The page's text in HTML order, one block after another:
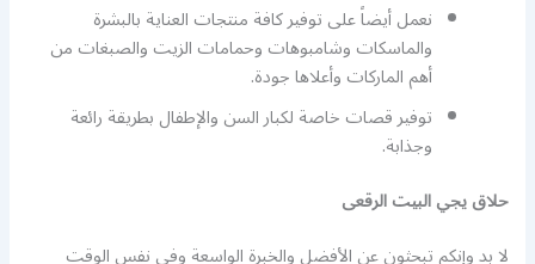
نعمل أيضاً على توفير كافة منتجات العناية بالبشرة
والماسكات وشامبوهات وحمامات الزيت والصبغات من
أهم الماركات وأعلاها جودة.
توفير قصات خاصة لكبار السن والإطفال بطريقة رائعة
وجذابة.
حلاق يجي البيت الرقعى
لا بد وإنكم تبحثون عن الأفضل والخبرة الواسعة وفي نفس الوقت